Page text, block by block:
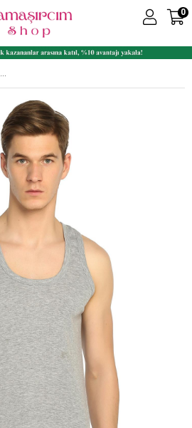
0
TUTKU RIBANA 12'LI PAKET %100 PAMUK RENKLI ERKEK ATLET